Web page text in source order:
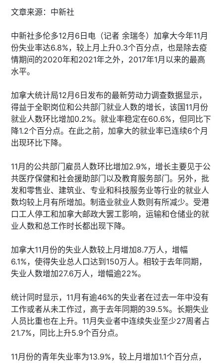
文章来源：中新社
中新社多伦多12月6日电（记者 余瑞冬）加拿大今年11月
份失业率达6.8%，较上月上升0.3个百分点，也是除去疫
情期间的2020年和2021年之外，2017年1月以来的最高
水平。
加拿大统计局12月6日发布的最新劳动力调查数据显示，
得益于全职岗位和公共部门就业人数的增长，该国11月份
就业人数环比增加0.2%。就业率稳定在60.6%，但同比下
降1.2个百分点。在此之前，加拿大的就业率已连续6个月
出现环比下降。
11月的公共部门雇员人数环比增加2.9%，增长主要见于公
共医疗保健和社会援助部门以及教育服务部门。另外，批
发和零售业、建筑业、专业和科技服务业等行业的就业人
数均较上月有所增加。制造业就业人数则有所减少。受港
口工人停工和加拿大邮政大罢工影响，运输和仓储业的就
业人数和总工作时长都出现下降。
加拿大11月份的失业人数较上月增加8.7万人，增幅
6.1%，使得失业总人口达到150万人。相较于去年同期，
失业人数增加27.6万人，增幅逾22%。
统计同时显示，11月有逾46%的失业者在过去一年中没有
工作或者从未工作过，高于去年同期的39.5%。长期失业
人员比重也在上升。11月失业者中连续失业至少27周者占
21.7%，同比上升5.9个百分点。
11月份的青年失业率为13.9%，较上月增加1.1个百分点，